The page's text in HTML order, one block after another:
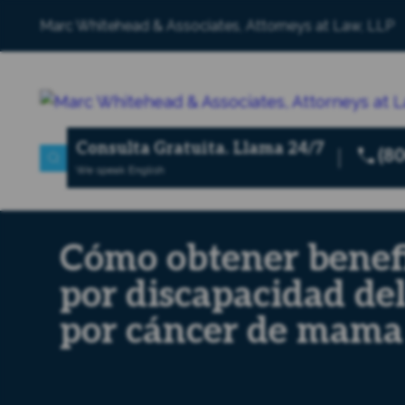
Marc Whitehead & Associates, Attorneys at Law, LLP
Consulta Gratuita. Llama 24/7
We speak English
Cómo obtener
por discapacidad
por cáncer de mama